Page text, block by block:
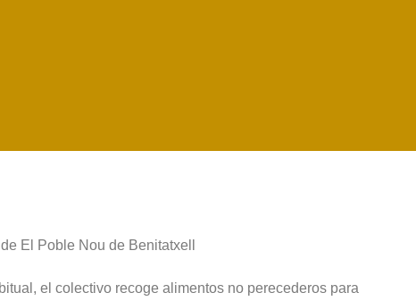
El Poble Nou de Benitatxell
el colectivo recoge alimentos no perecederos para